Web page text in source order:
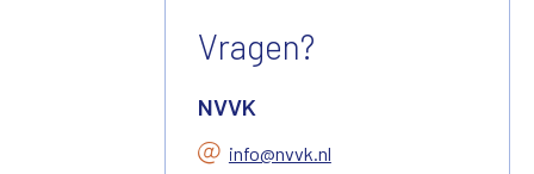
Vragen?
NVVK
info@nvvk.nl